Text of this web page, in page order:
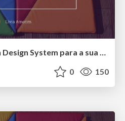
6 Passos para criar um Design System para a sua empresa
0 150